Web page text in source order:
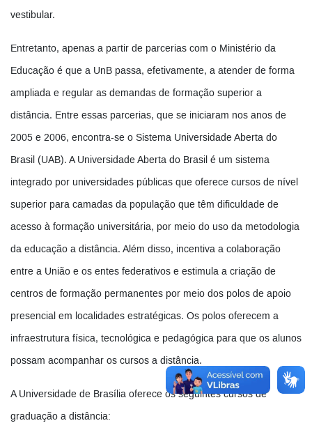
vestibular.
Entretanto, apenas a partir de parcerias com o Ministério da
Educação é que a UnB passa, efetivamente, a atender de forma
ampliada e regular as demandas de formação superior a
distância. Entre essas parcerias, que se iniciaram nos anos de
2005 e 2006, encontra-se o Sistema Universidade Aberta do
Brasil (UAB). A Universidade Aberta do Brasil é um sistema
integrado por universidades públicas que oferece cursos de nível
superior para camadas da população que têm dificuldade de
acesso à formação universitária, por meio do uso da metodologia
da educação a distância. Além disso, incentiva a colaboração
entre a União e os entes federativos e estimula a criação de
centros de formação permanentes por meio dos polos de apoio
presencial em localidades estratégicas. Os polos oferecem a
infraestrutura física, tecnológica e pedagógica para que os alunos
possam acompanhar os cursos a distância.
A Universidade de Brasília oferece os seguintes cursos de
graduação a distância: